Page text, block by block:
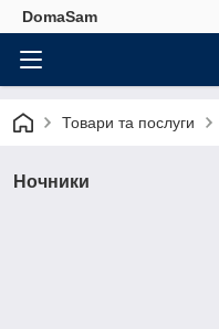
DomaSam
Товари та послуги
Ночники